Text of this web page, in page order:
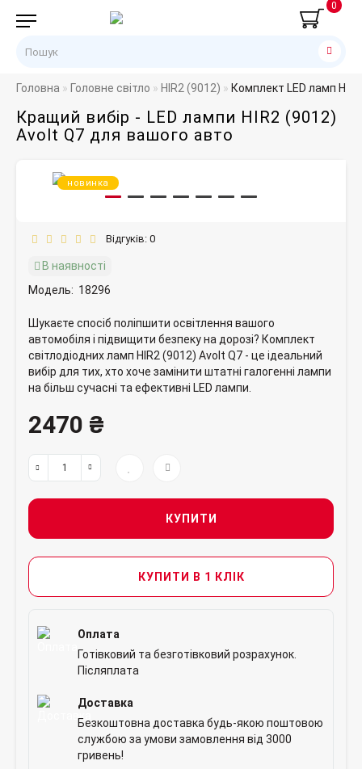
0
Головна Головне світло HIR2 (9012) Комплект LED ламп
Кращий вибір - LED лампи HIR2 (9012)
Avolt Q7 для вашого авто
новинка
Відгуків: 0
В наявності
Модель: 18296
Шукаєте спосіб поліпшити освітлення вашого
автомобіля і підвищити безпеку на дорозі? Комплект
світлодіодних ламп HIR2 (9012) Avolt Q7 - це ідеальний
вибір для тих, хто хоче замінити штатні галогенні лампи
на більш сучасні та ефективні LED лампи.
2470 ₴
КУПИТИ
КУПИТИ В 1 КЛІК
Оплата
Готівковий та безготівковий розрахунок.
Післяплата
Доставка
Безкоштовна доставка будь-якою поштовою
службою за умови замовлення від 3000
гривень!